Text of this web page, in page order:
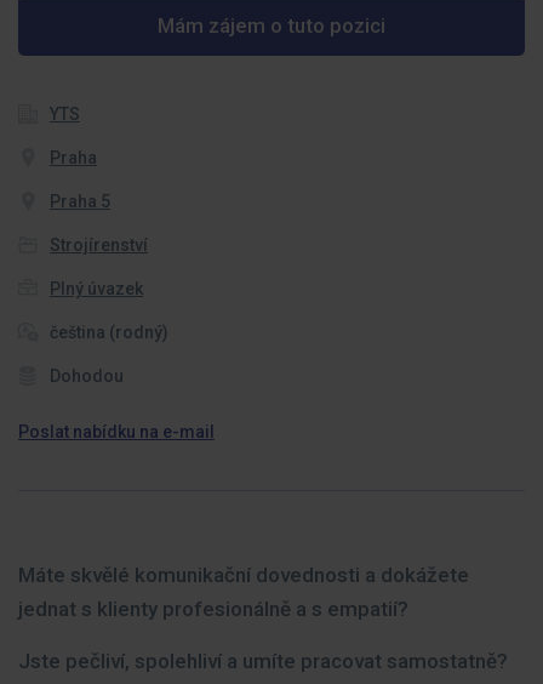
Mám zájem o tuto pozici
YTS
Praha
Praha 5
Strojírenství
Plný úvazek
čeština (rodný)
Dohodou
Poslat nabídku na e-mail
Máte skvělé komunikační dovednosti a dokážete
jednat s klienty profesionálně a s empatií?
Jste pečliví, spolehliví a umíte pracovat samostatně?